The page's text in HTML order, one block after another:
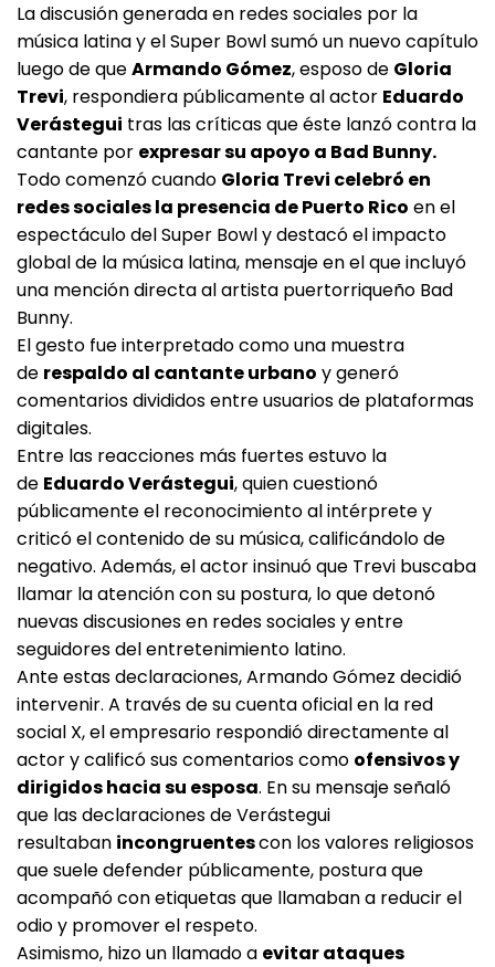
La discusión generada en redes sociales por la
música latina y el Super Bowl sumó un nuevo capítulo
luego de queArmando Gómez, esposo de Gloria
Trevi, respondiera públicamente al actor Eduardo
Verástegui tras las críticas que éste lanzó contra la
cantante por expresar su apoyo a Bad Bunny.
Todo comenzó cuando Gloria Trevi celebró en
redes sociales la presencia de Puerto Rico en el
espectáculo del Super Bowl y destacó el impacto
global de la música latina, mensaje en el que incluyó
una mención directa al artista puertorriqueño Bad
Bunny.
El gesto fue interpretado como una muestra
de respaldo al cantante urbano y generó
comentarios divididos entre usuarios de plataformas
digitales.
Entre las reacciones más fuertes estuvo la
de Eduardo Verástegui, quien cuestionó
públicamente el reconocimiento al intérprete y
criticó el contenido de su música, calificándolo de
negativo. Además, el actor insinuó que Trevi buscaba
llamar la atención con su postura, lo que detonó
nuevas discusiones en redes sociales y entre
seguidores del entretenimiento latino.
Ante estas declaraciones, Armando Gómez decidió
intervenir. A través de su cuenta oficial en la red
social X, el empresario respondió directamente al
actor y calificó sus comentarios como ofensivos y
dirigidos hacia su esposa. En su mensaje señaló
que las declaraciones de Verástegui
resultaban incongruentescon los valores religiosos
que suele defender públicamente, postura que
acompañó con etiquetas que llamaban a reducir el
odio y promover el respeto.
Asimismo, hizo un llamado a evitar ataques